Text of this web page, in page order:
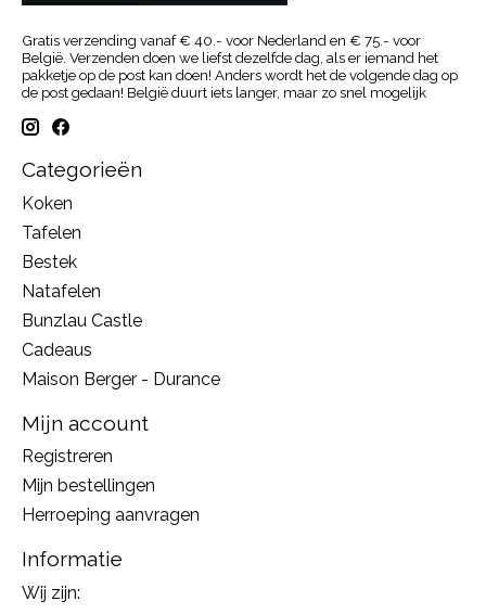
Gratis verzending vanaf € 40.- voor Nederland en € 75.- voor
België. Verzenden doen we liefst dezelfde dag, als er iemand het
pakketje op de post kan doen! Anders wordt het de volgende dag op
de post gedaan! België duurt iets langer, maar zo snel mogelijk
Categorieën
Koken
Tafelen
Bestek
Natafelen
Bunzlau Castle
Cadeaus
Maison Berger - Durance
Mijn account
Registreren
Mijn bestellingen
Herroeping aanvragen
Informatie
Wij zijn: